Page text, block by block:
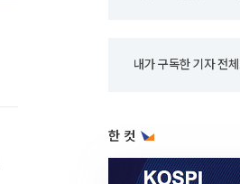
내가 구독한 기자 전체
한 컷